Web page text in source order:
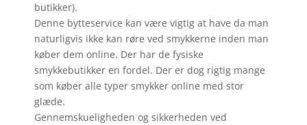
butikker).
Denne bytteservice kan være vigtig at have da man
naturligvis ikke kan røre ved smykkerne inden man
køber dem online. Der har de fysiske
smykkebutikker en fordel. Der er dog rigtig mange
som køber alle typer smykker online med stor
glæde.
Gennemskueligheden og sikkerheden ved